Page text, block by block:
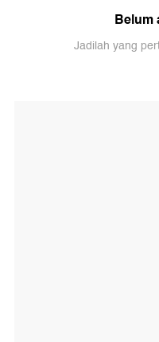
Belum
Jadilah yang